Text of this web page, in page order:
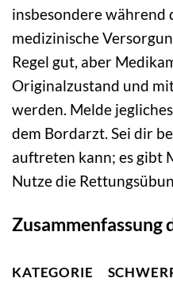
insbesondere während
medizinische
Regel gut, aber
Originalzustand und
werden. Melde
dem Bordarzt. Sei dir
auftreten kann; es gibt
Nutze die
Zusammenfassung
KATEGORIE